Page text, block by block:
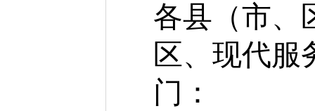
各县 （市、
区、 现代服
门 ：